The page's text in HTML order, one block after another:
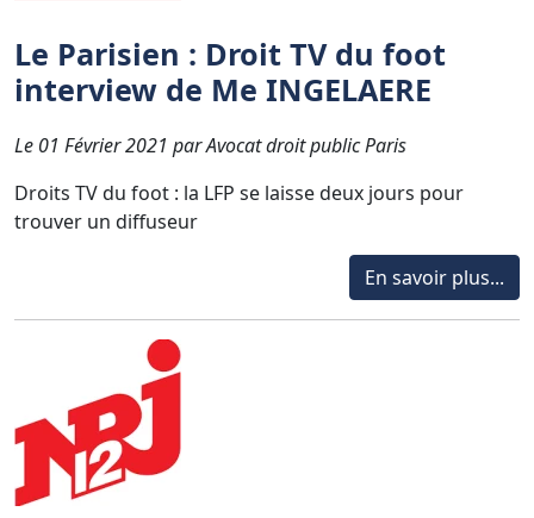
Le Parisien : Droit TV du foot
interview de Me INGELAERE
Le 01 Février 2021 par Avocat droit public Paris
Droits TV du foot : la LFP se laisse deux jours pour
trouver un diffuseur
En savoir plus...